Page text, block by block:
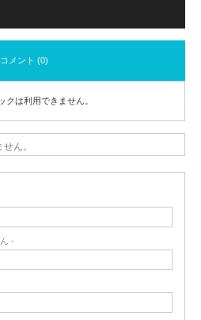
コメント (0)
クは利用できません。
ん。
-